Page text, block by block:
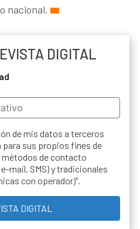
nacional.
DIGITAL
de mis datos a terceros
para sus propios fines de
métodos de contacto
mail, SMS) y tradicionales
con operador)".